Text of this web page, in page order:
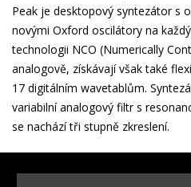
Peak je desktopový syntezátor s
novými Oxford oscilátory na
technologii NCO (Numerically
analogově, získávají však také
17 digitálním wavetablům.
variabilní analogový filtr s
se nachází tři stupně zkreslení.